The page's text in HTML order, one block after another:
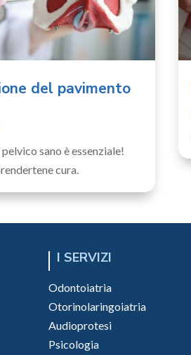
del pavimento
sano è essenziale!
cura.
I SERVIZI
Odontoiatria
Otorinolaringoiatria
Audioprotesi
Psicologia